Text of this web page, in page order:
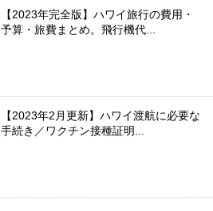
【2023年完全版】ハワイ旅行の費用・
予算・旅費まとめ。飛行機代...
【2023年2月更新】ハワイ渡航に必要な
手続き／ワクチン接種証明...